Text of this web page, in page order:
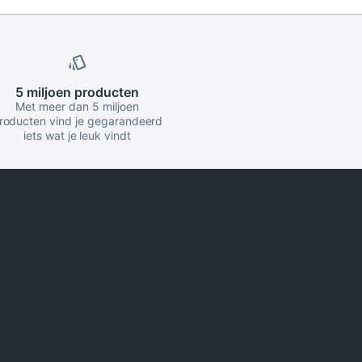
5 miljoen producten
Met meer dan 5 miljoen
vind je gegarandeerd
iets wat je leuk vindt